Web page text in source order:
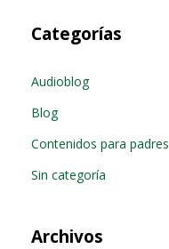
Categorías
Audioblog
Blog
Contenidos para padres
Sin categoría
Archivos